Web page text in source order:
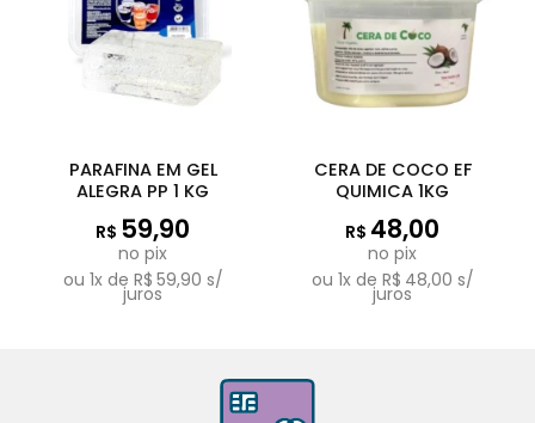
PARAFINA EM GEL
ALEGRA PP 1 KG
R$ 59,90
no pix
ou 1x de R$ 59,90 s/
juros
CERA DE COCO EF
QUIMICA 1KG
R$ 48,00
no pix
ou 1x de R$ 48,00 s/
juros